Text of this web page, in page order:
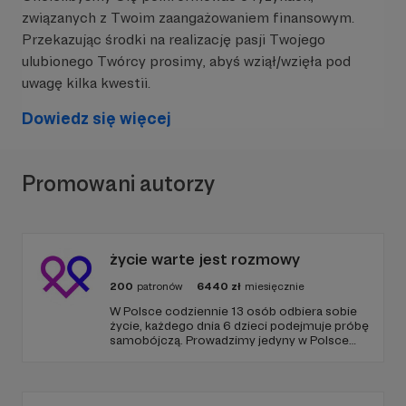
6 i 7 klasy szkół podstawowych.
Projekt składa się z kilku etapów:
ETAP I: "StartUp dla Młodych: Wykład o
dwugodzinnych wykładów w każdej ze szkół
dwugodzinne warsztaty z mentorami, którzy na
koniec przeprowadzą testy sprawdzające
ETAP III:"Młodzi Przedsiębiorcy: Krok po Kroku
do Biznesowego Planu"- opracowanie
biznesplanu, przez młodzież, która wybiera jaki
biznes chciałaby prowadzić, a następnie z
pomocą opiekuna planuje jak go rozpocząć, jakie
związanych z Twoim zaangażowaniem finansowym.
Przekazując środki na realizację pasji Twojego
ulubionego Twórcy prosimy, abyś wziął/wzięła pod
uwagę kilka kwestii.
Dowiedz się więcej
Promowani autorzy
życie warte jest rozmowy
200 patronów 6440 zł miesięcznie
W Polsce codziennie 13 osób odbiera sobie
życie, każdego dnia 6 dzieci podejmuje próbę
samobójczą. Prowadzimy jedyny w Polsce